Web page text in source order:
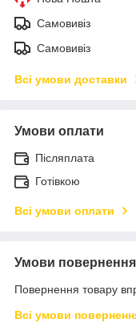
Самовивіз
Самовивіз
Всі умови доставки
Умови оплати
Післяплата
Готівкою
Всі умови оплати
Умови повернення
Повернення товару
Всі умови